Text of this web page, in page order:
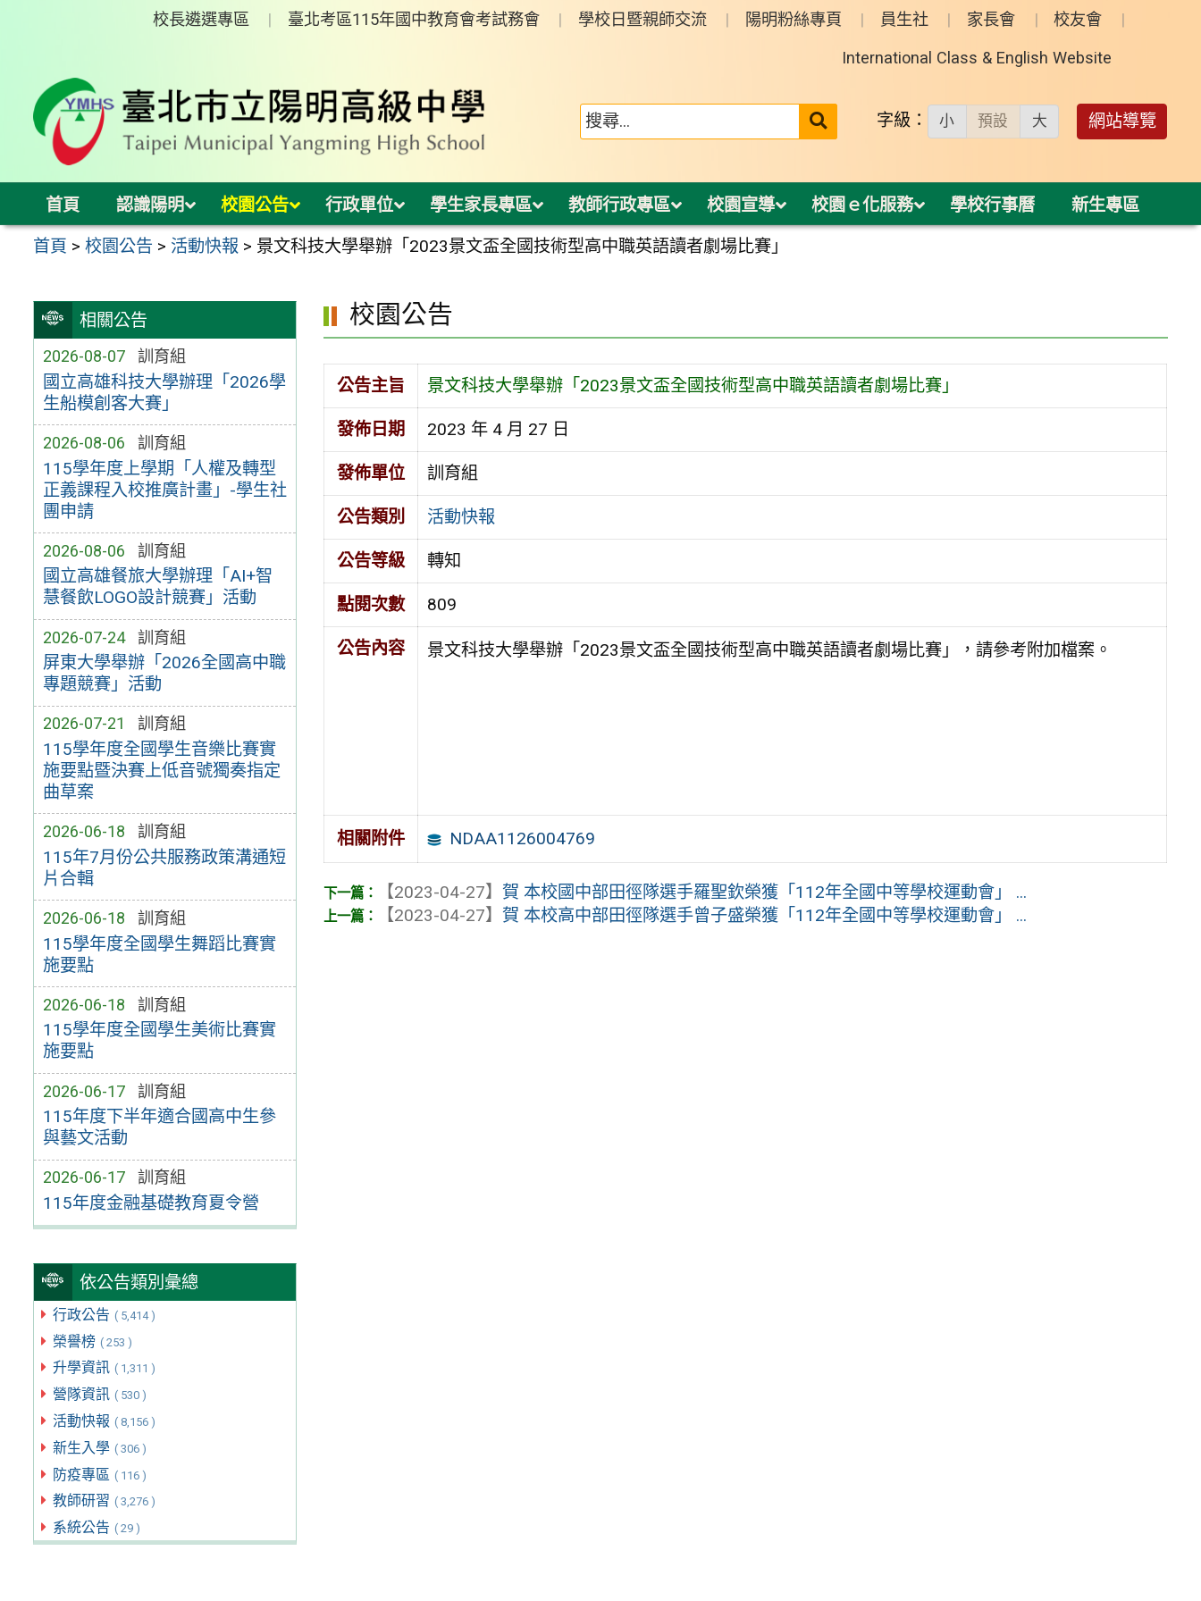
校長遴選專區 臺北考區115年國中教育會考試務會 學校日暨親師交流 陽明粉絲專頁 員生社 家長會 校友會
International Class & English Website
送出 字級： 小 預設 大 網站導覽
首頁 認識陽明 校園公告 行政單位 學生家長專區 教師行政專區 校園宣導 校園ｅ化服務 學校行事曆 新生專區
首頁 >校園公告 > 活動快報 > 景文科技大學舉辦「2023景文盃全國技術型高中職英語讀者劇場比賽」
相關公告
2026-08-07 訓育組
國立高雄科技大學辦理「2026學
生船模創客大賽」
2026-08-06 訓育組
115學年度上學期「人權及轉型
正義課程入校推廣計畫」-學生社
團申請
2026-08-06 訓育組
國立高雄餐旅大學辦理「AI+智
慧餐飲LOGO設計競賽」活動
2026-07-24 訓育組
屏東大學舉辦「2026全國高中職
專題競賽」活動
2026-07-21 訓育組
115學年度全國學生音樂比賽實
施要點暨決賽上低音號獨奏指定
曲草案
2026-06-18 訓育組
115年7月份公共服務政策溝通短
片合輯
2026-06-18 訓育組
115學年度全國學生舞蹈比賽實
施要點
2026-06-18 訓育組
115學年度全國學生美術比賽實
施要點
2026-06-17 訓育組
115年度下半年適合國高中生參
與藝文活動
2026-06-17 訓育組
115年度金融基礎教育夏令營
依公告類別彙總
行政公告 ( 5,414 )
榮譽榜 ( 253 )
升學資訊 ( 1,311 )
營隊資訊 ( 530 )
活動快報 ( 8,156 )
新生入學 ( 306 )
防疫專區 ( 116 )
教師研習 ( 3,276 )
系統公告 ( 29 )
校園公告
公告主旨 景文科技大學舉辦「2023景文盃全國技術型高中職英語讀者劇場比賽」
發佈日期 2023 年 4 月 27 日
發佈單位 訓育組
公告類別 活動快報
公告等級 轉知
點閱次數 809
公告內容 景文科技大學舉辦「2023景文盃全國技術型高中職英語讀者劇場比賽」，請參考附加檔案。
相關附件 NDAA1126004769
【2023-04-27】賀 本校國中部田徑隊選手羅聖欽榮獲「112年全國中等學校運動會」 ...
【2023-04-27】賀 本校高中部田徑隊選手曾子盛榮獲「112年全國中等學校運動會」 ...